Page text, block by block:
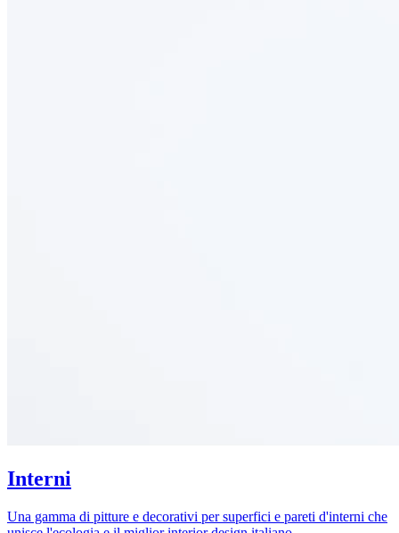
Interni
Una gamma di pitture e decorativi per superfici e pareti d'interni che